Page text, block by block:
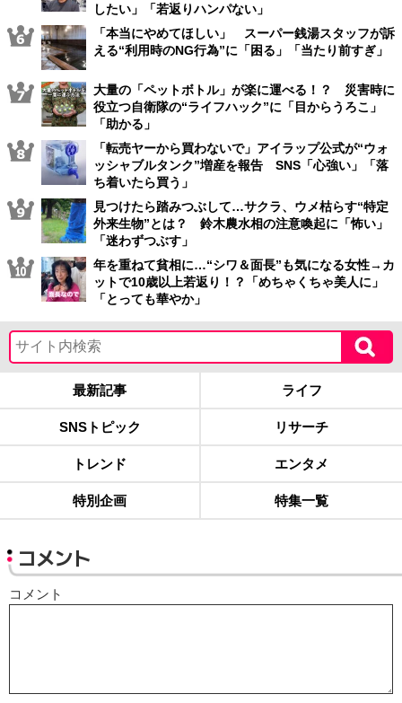
したい」「若返りハンパない」
「本当にやめてほしい」 スーパー銭湯スタッフが訴
える“利用時のNG行為”に「困る」「当たり前すぎ」
大量の「ペットボトル」が楽に運べる！？ 災害時に
役立つ自衛隊の“ライフハック”に「目からうろこ」
「助かる」
「転売ヤーから買わないで」アイラップ公式が“ウォ
ッシャブルタンク”増産を報告 SNS「心強い」「落
ち着いたら買う」
見つけたら踏みつぶして…サクラ、ウメ枯らす“特定
外来生物”とは？ 鈴木農水相の注意喚起に「怖い」
「迷わずつぶす」
年を重ねて貧相に…“シワ＆面長”も気になる女性→カ
ットで10歳以上若返り！？「めちゃくちゃ美人に」
「とっても華やか」
最新記事 ライフ
SNSトピック リサーチ
トレンド エンタメ
特別企画 特集一覧
コメント
コメント